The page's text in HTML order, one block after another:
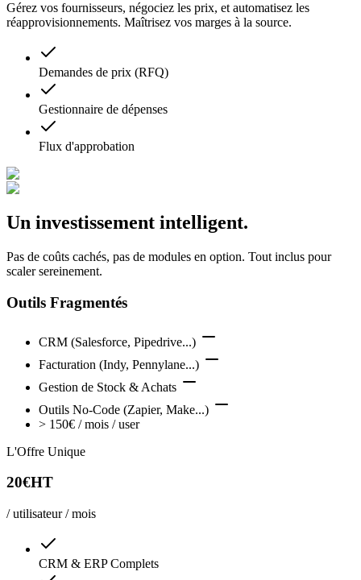
Gérez vos fournisseurs, négociez les prix, et automatisez les
réapprovisionnements. Maîtrisez vos marges à la source.
Demandes de prix (RFQ)
Gestionnaire de dépenses
Flux d'approbation
Un investissement intelligent.
Pas de coûts cachés, pas de modules en option. Tout inclus pour
scaler sereinement.
Outils Fragmentés
CRM (Salesforce, Pipedrive...)
Facturation (Indy, Pennylane...)
Gestion de Stock & Achats
Outils No-Code (Zapier, Make...)
> 150€ / mois / user
L'Offre Unique
20€HT
/ utilisateur / mois
CRM & ERP Complets